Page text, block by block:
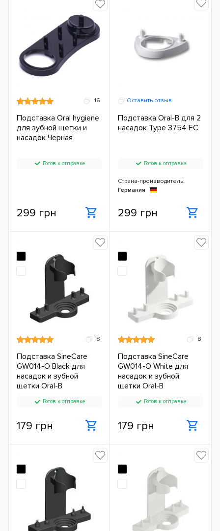
16
Подставка Oral hygiene
для зубной щетки и
насадок Черная
Готов к отправке
299 грн
Оставить отзыв
Подставка Oral-B для 2
насадок Type 3754 ЕС
Готов к отправке
Страна-производитель:
Германия
299 грн
8
Подставка SineCare
GW014-O Black для
насадок и зубной
щетки Oral-B
Готов к отправке
179 грн
8
Подставка SineCare
GW014-O White для
насадок и зубной
щетки Oral-B
Готов к отправке
179 грн